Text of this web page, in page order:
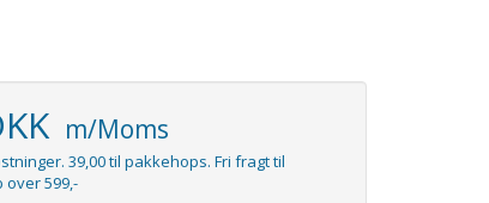
m/Moms
39,00 til pakkehops. Fri fragt til
599,-